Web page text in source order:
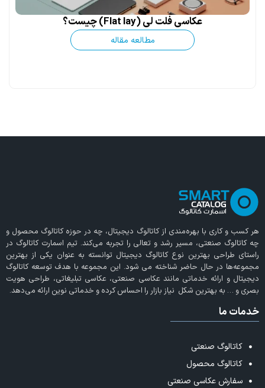
عکاسی فلت لی (Flat lay) چیست؟
مطالعه مقاله
هر کسب و کاری با بهره‌مندی ازکاتالوگ دیجیتال، چه در حوزه کاتالوگ محصول و
چه کاتالوگ صنعتی، مسیر رشد و تعالی را تجربه می‌کند. تیم اسمارت کاتالوگ در
راستای طراحی بهترین نوع کاتالوگ دیجیتال توانسته به عنوان یکی از بهترین
مجموعه‌ها در حال حاضر شناخته می‌ شود. این مجموعه با هدف توسعه کاتالوگ
دیجیتال و ارائه خدماتی مانند عکاسی صنعتی، عکاسی تبلیغاتی، طراحی هویت
بصری و … به بهترین شکل نیاز بازار را احساس کرده و خدماتی نوین ارائه می‌دهد.
خدمات ما
کاتالوگ صنعتی
کاتالوگ محصول
سفارش عکاسی صنعتی